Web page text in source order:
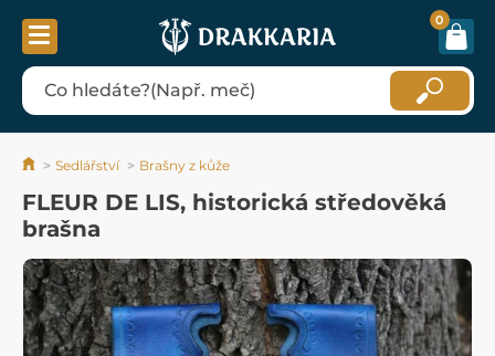
0
Sedlářství Brašny z kůže
FLEUR DE LIS, historická středověká
brašna